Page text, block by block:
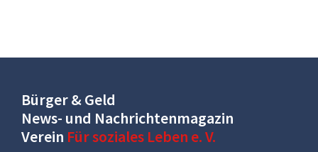
Bürger & Geld
News- und Nachrichtenmagazin
Verein Für soziales Leben e. V.